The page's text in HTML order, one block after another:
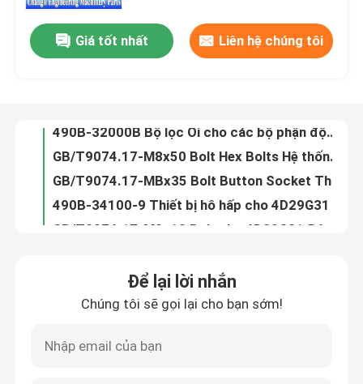
Liên hệ với chúng tôi
Giá tốt nhất Liên hệ chúng tôi 4D32G40-28100 ECU Máy tính nâng nắp 050843631000B
GB/T9074.17-MBx35 Bolt Button Socket Thread Hex Bolts
Để lại lời nhắn
Chúng tôi sẽ gọi lại cho bạn sớm!